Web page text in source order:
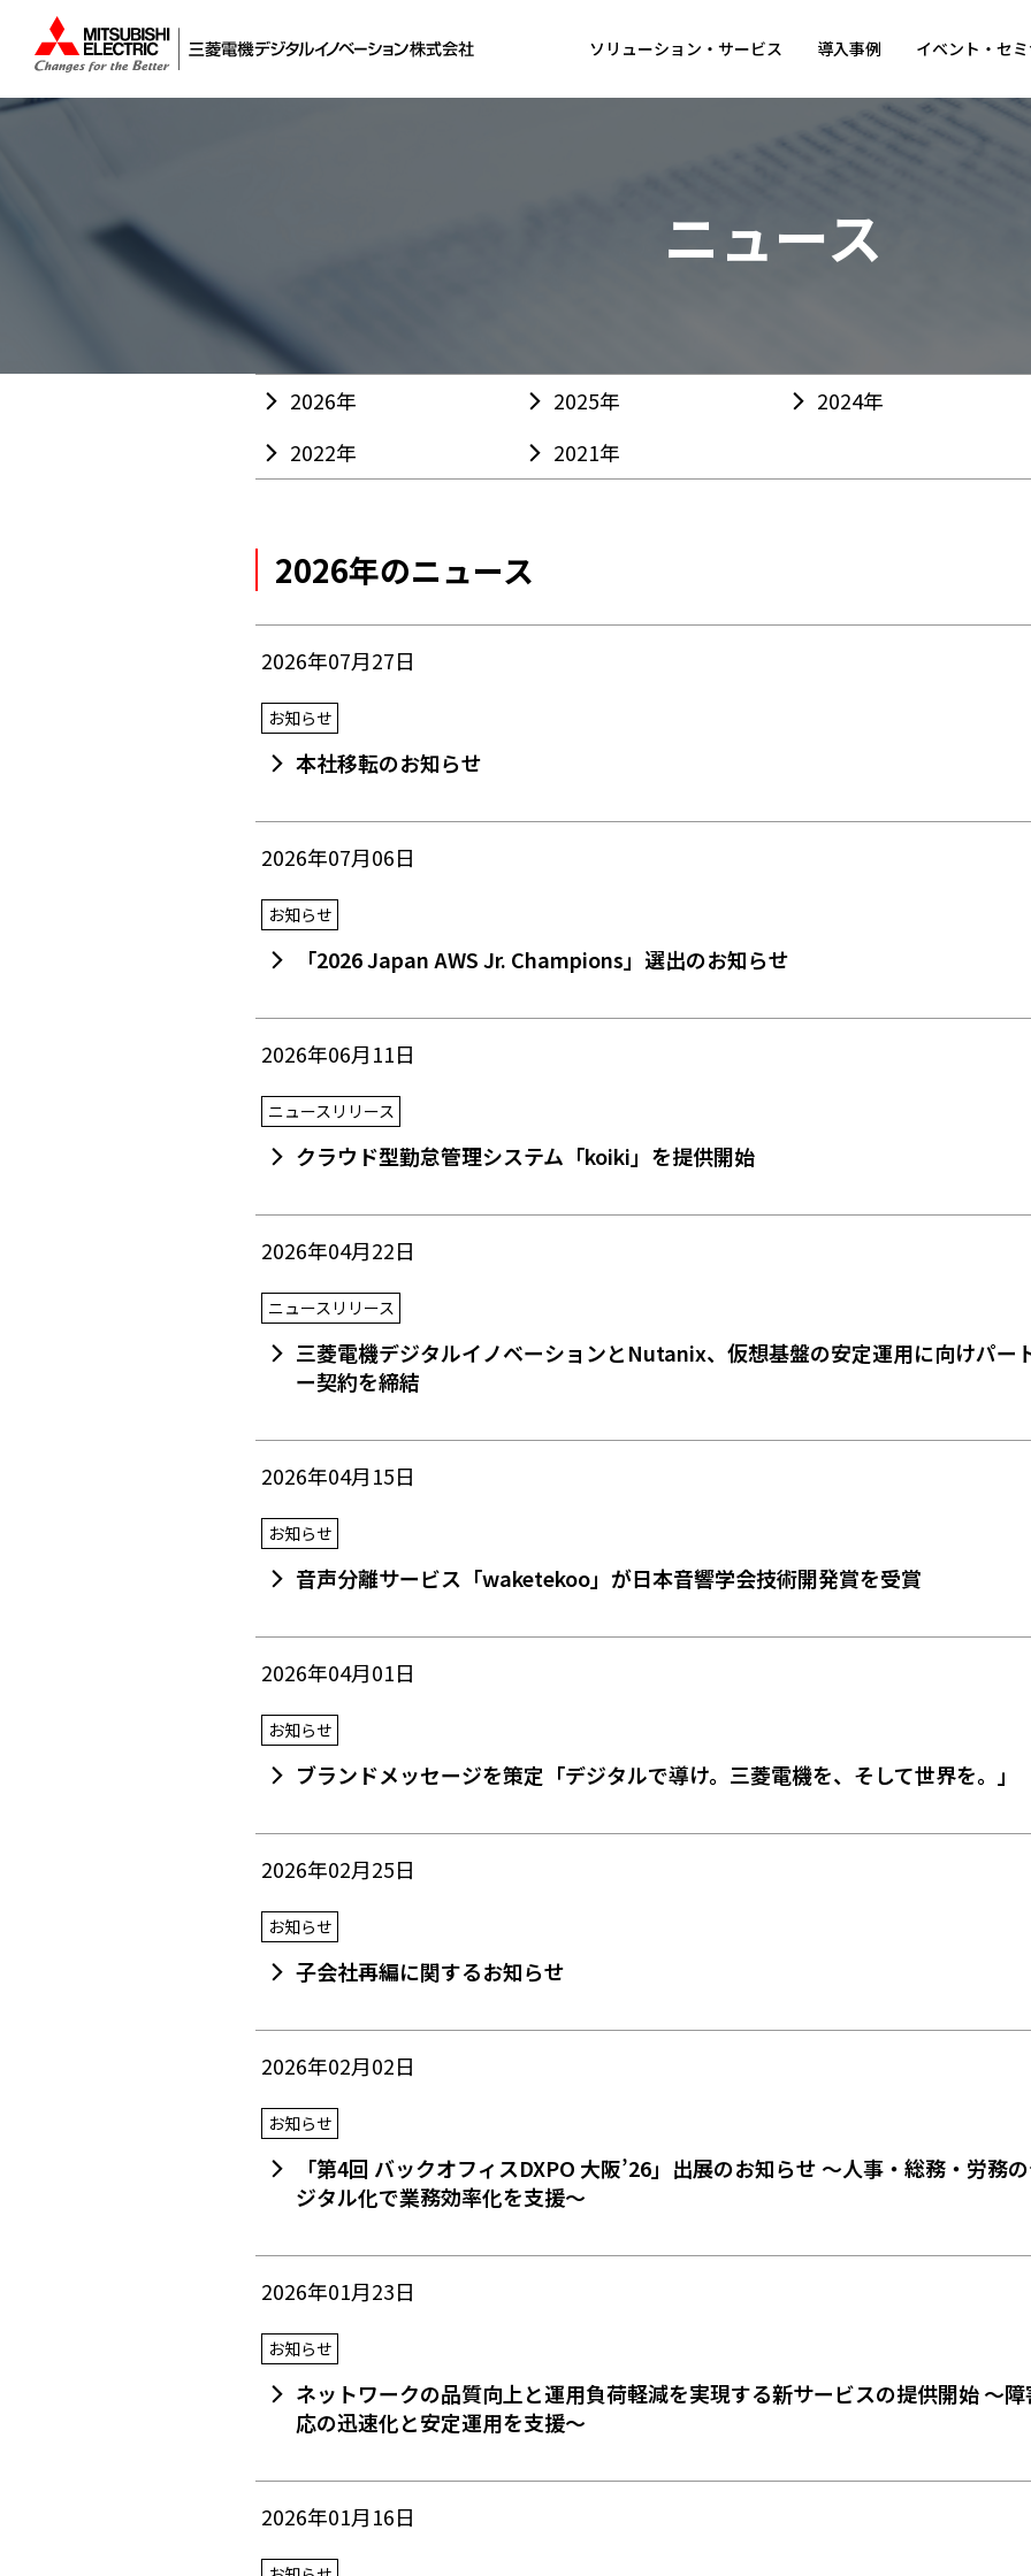
ソリューション・サービス 導入事例 イベント・セ
ニュース
2026年 2025年
2024年
2022年
2021年
2026年のニュース
2026年07月27日
お知らせ
本社移転のお知らせ
2026年07月06日
お知らせ
「2026 Japan AWS Jr. Champions」選出のお知らせ
2026年06月11日
ニュースリリース
クラウド型勤怠管理システム「koiki」を提供開始
2026年04月22日
ニュースリリース
三菱電機デジタルイノベーションとNutanix、仮想基盤の安定運用に向けパー
ー契約を締結
2026年04月15日
お知らせ
音声分離サービス「waketekoo」が日本音響学会技術開発賞を受賞
2026年04月01日
お知らせ
ブランドメッセージを策定――「デジタルで導け。三菱電機を、そして世界を。」
2026年02月25日
お知らせ
子会社再編に関するお知らせ
2026年02月02日
お知らせ
「第4回 バックオフィスDXPO 大阪’26」出展のお知らせ ～人事・総務・労務
ジタル化で業務効率化を支援～
2026年01月23日
お知らせ
ネットワークの品質向上と運用負荷軽減を実現する新サービスの提供開始 ～
応の迅速化と安定運用を支援～
2026年01月16日